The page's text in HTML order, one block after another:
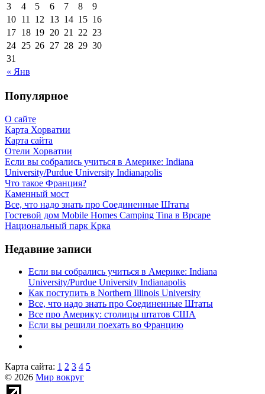
« Янв
3
4 5 6 7 8
9
10 11 12 13 14 15 16
17 18 19 20 21 22 23
24 25 26 27 28 29 30
31
Популярное
О сайте
Карта Хорватии
Карта сайта
Отели Хорватии
Если вы собрались учиться в Америке: Indiana
University/Purdue University Indianapolis
Что такое Франция?
Каменный мост
Все, что надо знать про Соединенные Штаты
Гостевой дом Mobile Homes Camping Tina в Врсаре
Национальный парк Крка
Недавние записи
Если вы собрались учиться в Америке: Indiana
University/Purdue University Indianapolis
Как поступить в Northern Illinois University
Все, что надо знать про Соединенные Штаты
Все про Америку: столицы штатов США
Если вы решили поехать во Францию
Карта сайта: 1 2 3 4 5
© 2026 Мир вокруг